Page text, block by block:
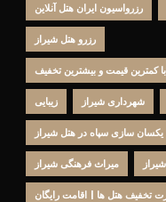
رزرواسیون ایران هتل آنلاین
رزرو هتل شیراز
کمترین قیمت و بیشترین تخفیف
زیبایی شهرداری شیراز
سازی سپاه در هتل شیراز
میراث فرهنگی شیراز
تخفیف هتل ها | اقامت رایگان